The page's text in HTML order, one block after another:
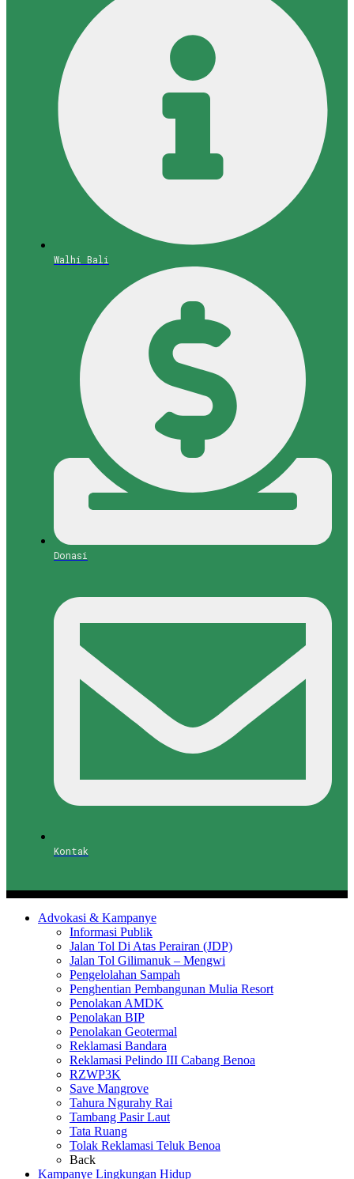
Walhi Bali
Donasi
Kontak
Advokasi & Kampanye
Informasi Publik
Jalan Tol Di Atas Perairan (JDP)
Jalan Tol Gilimanuk – Mengwi
Pengelolahan Sampah
Penghentian Pembangunan Mulia Resort
Penolakan AMDK
Penolakan BIP
Penolakan Geotermal
Reklamasi Bandara
Reklamasi Pelindo III Cabang Benoa
RZWP3K
Save Mangrove
Tahura Ngurahy Rai
Tambang Pasir Laut
Tata Ruang
Tolak Reklamasi Teluk Benoa
Back
Kampanye Lingkungan Hidup